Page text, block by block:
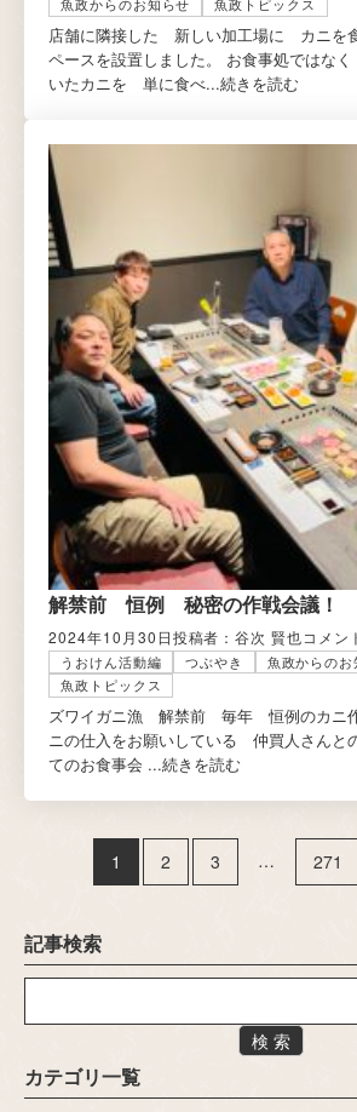
魚政からのお知らせ 魚政トピックス
店舗に隣接した 新しい加工場に カニを
ペースを設置しました。 お食事処ではな
いたカニを 単に食べ...続きを読む
解禁前 恒例 秘密の作戦会議！
2024年10月30日投稿者：谷次 賢也コメン
うおけん活動編 つぶやき
魚政からのお
魚政トピックス
ズワイガニ漁 解禁前 毎年 恒例のカニ
ニの仕入をお願いしている 仲買人さんと
てのお食事会 ...続きを読む
1 2 3 … 271
記事検索
検 索
カテゴリ一覧